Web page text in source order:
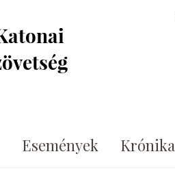
Események Krónika